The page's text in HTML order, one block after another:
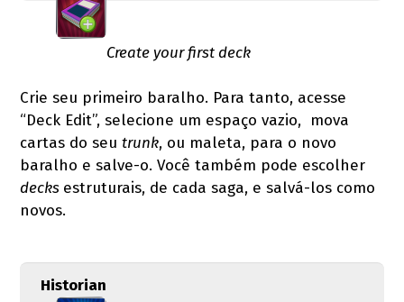
Create your first deck
Crie seu primeiro baralho. Para tanto, acesse
“Deck Edit”, selecione um espaço vazio, mova
cartas do seutrunk, ou maleta, para o novo
baralho e salve-o. Você também pode escolher
decks estruturais, de cada saga, e salvá-los como
novos.
Historian